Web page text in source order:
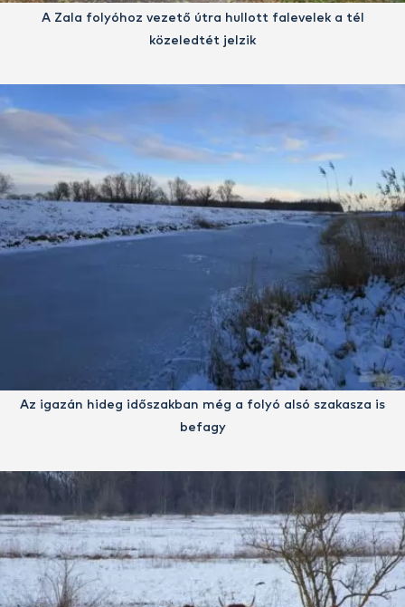
A Zala folyóhoz vezető útra hullott falevelek a tél
közeledtét jelzik
Az igazán hideg időszakban még a folyó alsó szakasza is
befagy